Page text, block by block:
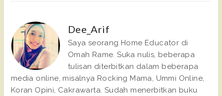
Dee_Arif
Saya seorang Home Educator di
Omah Rame. Suka nulis, beberapa
tulisan diterbitkan dalam beberapa
media online, misalnya Rocking Mama, Ummi Online,
Koran Opini, Cakrawarta. Sudah menerbitkan buku